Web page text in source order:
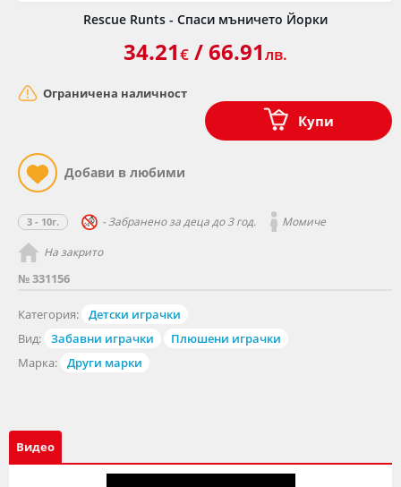
Rescue Runts - Спаси мъничето Йорки
№ 331156
Категория:
Детски играчки
Вид:
Забавни играчки
Плюшени играчки
Марка:
Други марки
3 - 10г. - Забранено за деца до 3 год. Момиче
На закрито
34.21€/ 66.91лв.
Ограничена наличност
Купи
Видео